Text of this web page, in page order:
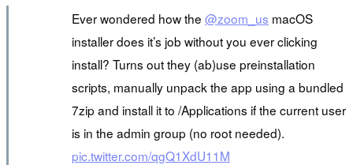
Ever wondered how the @zoom_us macOS
installer does it’s job without you ever clicking
install? Turns out they (ab)use preinstallation
scripts, manually unpack the app using a bundled
7zip and install it to /Applications if the current user
is in the admin group (no root needed).
pic.twitter.com/qgQ1XdU11M